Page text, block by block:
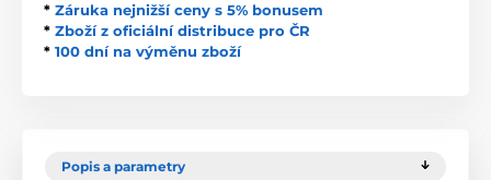
* Záruka nejnižší ceny s 5% bonusem
* Zboží z oficiální distribuce pro ČR
* 100 dní na výměnu zboží
Popis a parametry